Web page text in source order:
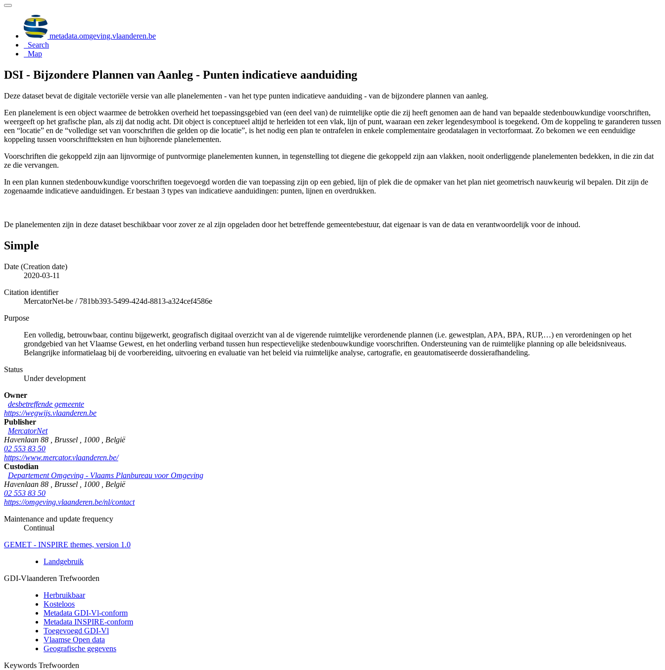
metadata.omgeving.vlaanderen.be
Search
Map
DSI - Bijzondere Plannen van Aanleg - Punten indicatieve aanduiding
Deze dataset bevat de digitale vectoriële versie van alle planelementen - van het type punten indicatieve aanduiding - van de bijzondere plannen van aanleg.
Een planelement is een object waarmee de betrokken overheid het toepassingsgebied van (een deel van) de ruimtelijke optie die zij heeft genomen aan de hand van bepaalde stedenbouwkundige voorschriften,
weergeeft op het grafische plan, als zij dat nodig acht. Dit object is conceptueel altijd te herleiden tot een vlak, lijn of punt, waaraan een zeker legendesymbool is toegekend. Om de koppeling te garanderen tussen
een “locatie” en de “volledige set van voorschriften die gelden op die locatie”, is het nodig een plan te ontrafelen in enkele complementaire geodatalagen in vectorformaat. Zo bekomen we een eenduidige
koppeling tussen voorschriftteksten en hun bijhorende planelementen.
Voorschriften die gekoppeld zijn aan lijnvormige of puntvormige planelementen kunnen, in tegenstelling tot diegene die gekoppeld zijn aan vlakken, nooit onderliggende planelementen bedekken, in die zin dat
ze die vervangen.
In een plan kunnen stedenbouwkundige voorschriften toegevoegd worden die van toepassing zijn op een gebied, lijn of plek die de opmaker van het plan niet geometrisch nauwkeurig wil bepalen. Dit zijn de
zogenaamde indicatieve aanduidingen. Er bestaan 3 types van indicatieve aanduidingen: punten, lijnen en overdrukken.
De planelementen zijn in deze dataset beschikbaar voor zover ze al zijn opgeladen door het betreffende gemeentebestuur, dat eigenaar is van de data en verantwoordelijk voor de inhoud.
Simple
Date (Creation date)
2020-03-11
Citation identifier
MercatorNet-be / 781bb393-5499-424d-8813-a324cef4586e
Purpose
Een volledig, betrouwbaar, continu bijgewerkt, geografisch digitaal overzicht van al de vigerende ruimtelijke verordenende plannen (i.e. gewestplan, APA, BPA, RUP,…) en verordeningen op het
grondgebied van het Vlaamse Gewest, en het onderling verband tussen hun respectievelijke stedenbouwkundige voorschriften. Ondersteuning van de ruimtelijke planning op alle beleidsniveaus.
Belangrijke informatielaag bij de voorbereiding, uitvoering en evaluatie van het beleid via ruimtelijke analyse, cartografie, en geautomatiseerde dossierafhandeling.
Status
Under development
Owner
desbetreffende gemeente
https://wegwijs.vlaanderen.be
Publisher
MercatorNet
Havenlaan 88
Brussel 1000
België
02 553 83 50
https://www.mercator.vlaanderen.be/
Custodian
Departement Omgeving - Vlaams Planbureau voor Omgeving
Havenlaan 88
Brussel 1000
België
02 553 83 50
https://omgeving.vlaanderen.be/nl/contact
Maintenance and update frequency
Continual
GEMET - INSPIRE themes, version 1.0
Landgebruik
GDI-Vlaanderen Trefwoorden
Herbruikbaar
Kosteloos
Metadata GDI-Vl-conform
Metadata INSPIRE-conform
Toegevoegd GDI-Vl
Vlaamse Open data
Geografische gegevens
Keywords Trefwoorden